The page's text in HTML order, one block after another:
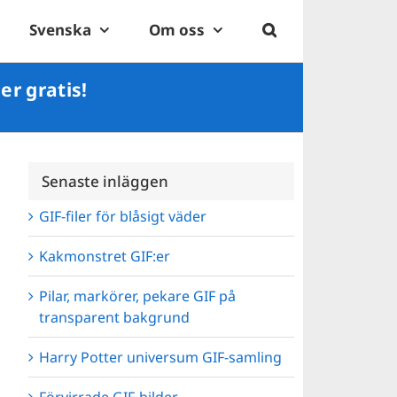
Svenska Om oss
gratis!
Senaste inläggen
GIF-filer för blåsigt väder
Kakmonstret GIF:er
Pilar, markörer, pekare GIF på
transparent bakgrund
Harry Potter universum GIF-samling